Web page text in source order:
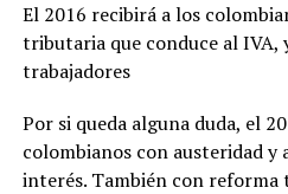
El 2016 recibirá a los
tributaria que conduce al IVA,
trabajadores
Por si queda alguna duda, el
colombianos con austeridad y
interés. También con